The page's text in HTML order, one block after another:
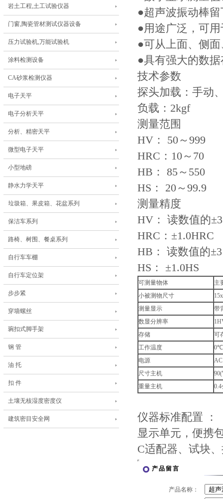
岩土工程,土工试验仪器
门窗,陶瓷管材测试仪器设备
压力试验机,万能试验机
涂料检测设备
CA砂浆检测仪器
电子天平
电子分析天平
分析、精密天平
微型电子天平
小型地磅
静水力学天平
垃圾箱、果皮箱、花盆系列
保洁车系列
路椅、树围、餐桌系列
自行车车棚
自行车定位架
步步紧
穿墙螺丝
琬扣式脚手架
钢 管
油 托
扣 件
土壤无核湿度密度仪
建筑密目安全网
●超声波振动棒
●用途广泛，可
●可从上面、侧
●具有强大的数
技术参数
探头加载：手动
负载：2kgf
测量范围
HV： 50～999
HRC：10～70
HB： 85～550
HS： 20～99.9
测量精度
HV： 读数值的
HRC：±1.0HRC
HB： 读数值的
HS： ±1.0HS
可测量物体
主
小被测物尺寸
测量显示
带
数显分辨率
存储
可
工作温度
电源
尺寸主机
重量主机
仪器标准配置 ：
显示单元，便携
C适配器、试块
产品留言
产品名称：